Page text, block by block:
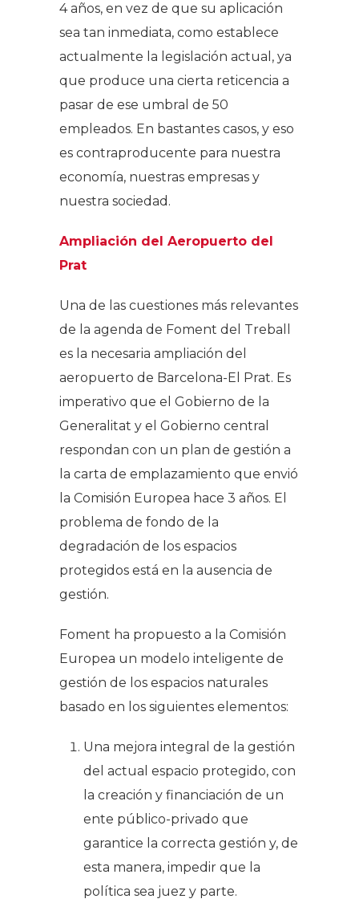
4 años, en vez de que su aplicación
sea tan inmediata, como establece
actualmente la legislación actual, ya
que produce una cierta reticencia a
pasar de ese umbral de 50
empleados. En bastantes casos, y eso
es contraproducente para nuestra
economía, nuestras empresas y
nuestra sociedad.
Ampliación del Aeropuerto del
Prat
Una de las cuestiones más relevantes
de la agenda de Foment del Treball
es la necesaria ampliación del
aeropuerto de Barcelona-El Prat. Es
imperativo que el Gobierno de la
Generalitat y el Gobierno central
respondan con un plan de gestión a
la carta de emplazamiento que envió
la Comisión Europea hace 3 años. El
problema de fondo de la
degradación de los espacios
protegidos está en la ausencia de
gestión.
Foment ha propuesto a la Comisión
Europea un modelo inteligente de
gestión de los espacios naturales
basado en los siguientes elementos:
Una mejora integral de la gestión
del actual espacio protegido, con
la creación y financiación de un
ente público-privado que
garantice la correcta gestión y, de
esta manera, impedir que la
política sea juez y parte.